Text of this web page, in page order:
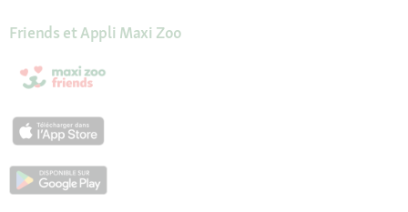
Friends et Appli Maxi Zoo